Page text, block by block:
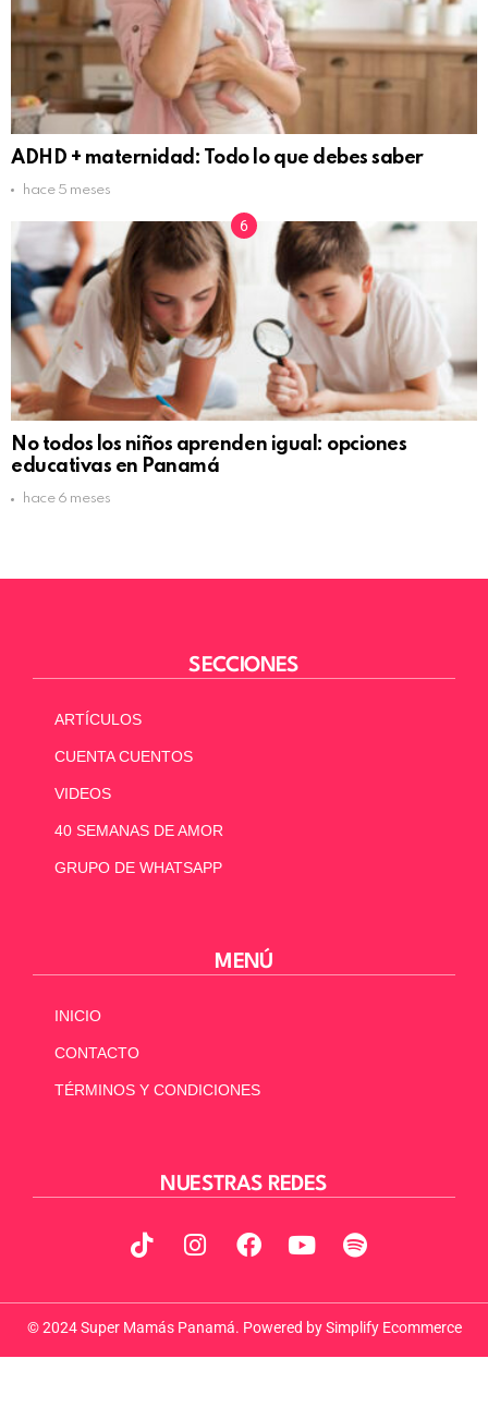
ADHD + maternidad: Todo lo que debes saber
hace 5 meses
No todos los niños aprenden igual: opciones
educativas en Panamá
hace 6 meses
SECCIONES
ARTÍCULOS
CUENTA CUENTOS
VIDEOS
40 SEMANAS DE AMOR
GRUPO DE WHATSAPP
MENÚ
INICIO
CONTACTO
TÉRMINOS Y CONDICIONES
NUESTRAS REDES
© 2024 Super Mamás Panamá. Powered by Simplify Ecommerce